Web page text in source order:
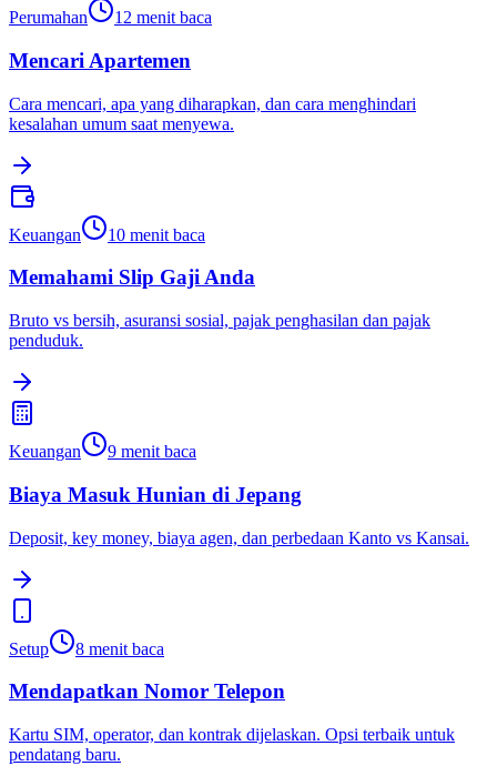
Perumahan 12 menit baca
Mencari Apartemen
Cara mencari, apa yang diharapkan, dan cara menghindari
kesalahan umum saat menyewa.
Keuangan 10 menit baca
Memahami Slip Gaji Anda
Bruto vs bersih, asuransi sosial, pajak penghasilan dan pajak
penduduk.
Keuangan 9 menit baca
Biaya Masuk Hunian di Jepang
Deposit, key money, biaya agen, dan perbedaan Kanto vs Kansai.
Setup 8 menit baca
Mendapatkan Nomor Telepon
Kartu SIM, operator, dan kontrak dijelaskan. Opsi terbaik untuk
pendatang baru.